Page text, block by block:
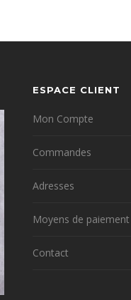
ESPACE CLIENT
Mon Compte
Commandes
Adresses
Moyens de paiement
Contact